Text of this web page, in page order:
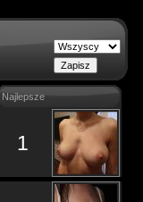
Najlepsze
1